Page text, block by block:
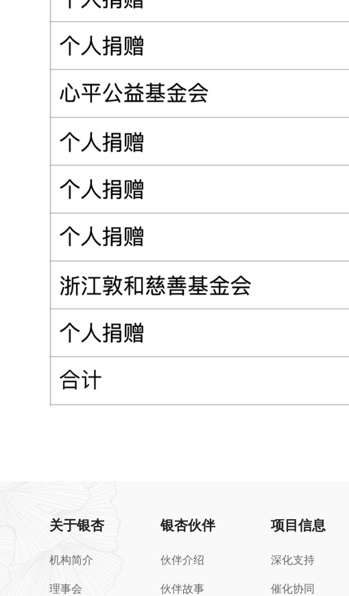
关于银杏
机构简介
理事会
银杏伙伴
伙伴介绍
伙伴故事
项目信息
深化支持
催化协同